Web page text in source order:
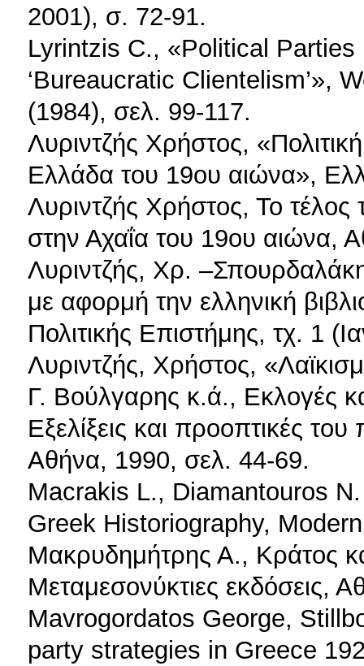
2001), σ. 72-91.
Lyrintzis C., «Political
‘Bureaucratic Clientelism’»,
(1984), σελ. 99-117.
Λυριντζής Χρήστος,
Ελλάδα του 19ου αιώνα»,
Λυριντζής Χρήστος, Το τέλος
στην Αχαΐα του 19ου αιώνα,
Λυριντζής, Χρ.
με αφορμή την ελληνική
Πολιτικής Επιστήμης, τχ. 1
Λυριντζής, Χρήστος,
Γ. Βούλγαρης κ.ά., Εκλογές
Εξελίξεις και προοπτικές
Αθήνα, 1990, σελ. 44-69.
Macrakis L., Diamantouros
Greek Historiography,
Μακρυδημήτρης Α., Κράτος
Μεταμεσονύκτιες εκδόσεις,
Mavrogordatos George,
party strategies in Greece